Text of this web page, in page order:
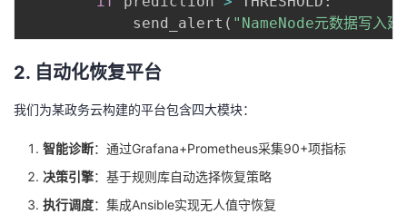
            send_alert
( "NameNode元数据写入
2. 自动化恢复平台
我们为某政务云构建的平台包含四大模块：
智能诊断：通过Grafana+Prometheus采集90+项指标
决策引擎：基于规则库自动选择恢复策略
执行调度：集成Ansible实现无人值守恢复